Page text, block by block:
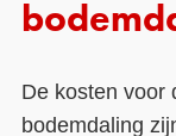
De kosten voor
bodemdaling